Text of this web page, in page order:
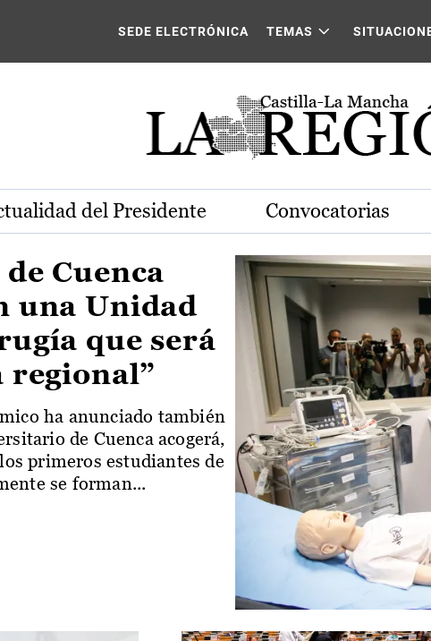
de Castilla-La Mancha
SEDE ELECTRÓNICA TEMAS
del Presidente Convocatorias
Cuenca
una Unidad
que será
regional”
ha anunciado también
de Cuenca acogerá,
primeros estudiantes de
se forman...